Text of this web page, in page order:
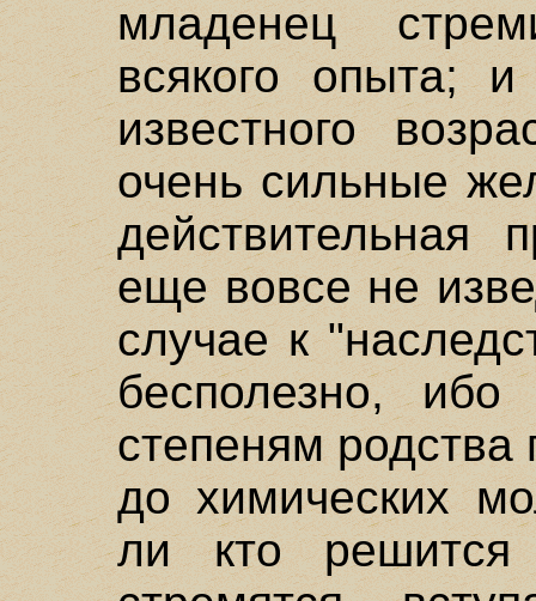
младенец
всякого опыта;
известного
очень сильные
действительная
еще вовсе не
случае к
бесполезно,
степеням
до химических
ли кто решится